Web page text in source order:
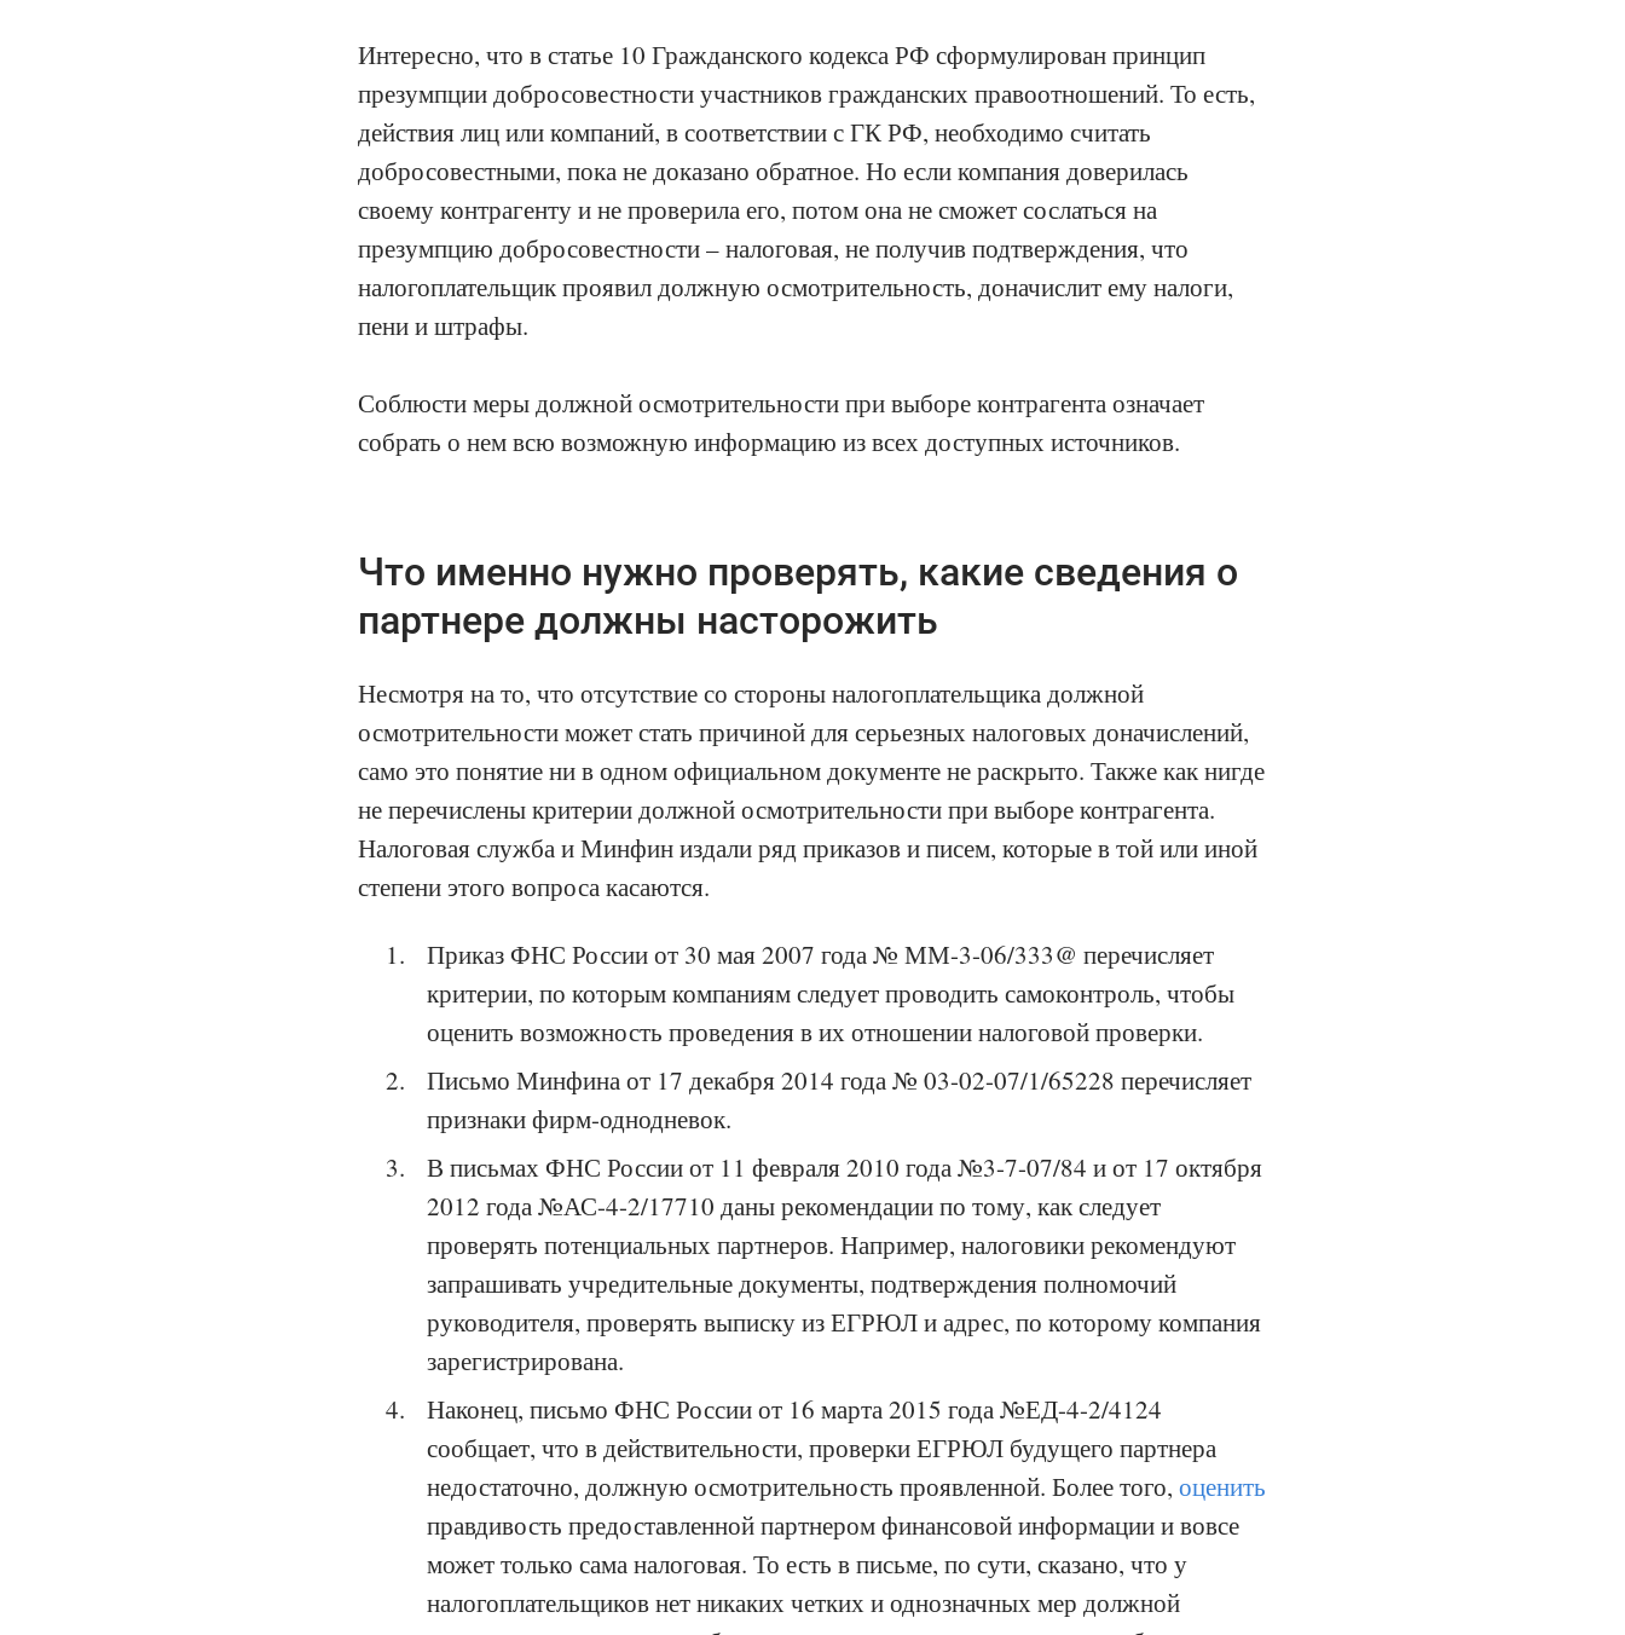
Интересно, что в статье 10 Гражданского кодекса РФ сформулирован принцип
презумпции добросовестности участников гражданских правоотношений. То есть,
действия лиц или компаний, в соответствии с ГК РФ, необходимо считать
добросовестными, пока не доказано обратное. Но если компания доверилась
своему контрагенту и не проверила его, потом она не сможет сослаться на
презумпцию добросовестности – налоговая, не получив подтверждения, что
налогоплательщик проявил должную осмотрительность, доначислит ему налоги,
пени и штрафы.
Соблюсти меры должной осмотрительности при выборе контрагента означает
собрать о нем всю возможную информацию из всех доступных источников.
Что именно нужно проверять, какие сведения о
партнере должны насторожить
Несмотря на то, что отсутствие со стороны налогоплательщика должной
осмотрительности может стать причиной для серьезных налоговых доначислений,
само это понятие ни в одном официальном документе не раскрыто. Также как нигде
не перечислены критерии должной осмотрительности при выборе контрагента.
Налоговая служба и Минфин издали ряд приказов и писем, которые в той или иной
степени этого вопроса касаются.
Приказ ФНС России от 30 мая 2007 года № ММ-3-06/333@ перечисляет
критерии, по которым компаниям следует проводить самоконтроль, чтобы
оценить возможность проведения в их отношении налоговой проверки.
Письмо Минфина от 17 декабря 2014 года № 03-02-07/1/65228 перечисляет
признаки фирм-однодневок.
В письмах ФНС России от 11 февраля 2010 года №3-7-07/84 и от 17 октября
2012 года №АС-4-2/17710 даны рекомендации по тому, как следует
проверять потенциальных партнеров. Например, налоговики рекомендуют
запрашивать учредительные документы, подтверждения полномочий
руководителя, проверять выписку из ЕГРЮЛ и адрес, по которому компания
зарегистрирована.
Наконец, письмо ФНС России от 16 марта 2015 года №ЕД-4-2/4124
сообщает, что в действительности, проверки ЕГРЮЛ будущего партнера
недостаточно, должную осмотрительность проявленной. Более того, оценить
правдивость предоставленной партнером финансовой информации и вовсе
может только сама налоговая. То есть в письме, по сути, сказано, что у
налогоплательщиков нет никаких четких и однозначных мер должной